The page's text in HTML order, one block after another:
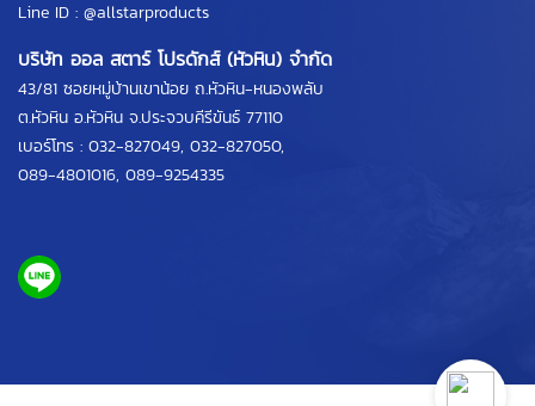
Line ID : @allstarproducts
บริษัท ออล สตาร์ โปรดักส์ (หัวหิน) จำกัด
43/81 ซอยหมู่บ้านเขาน้อย ถ.หัวหิน-หนองพลับ
ต.หัวหิน อ.หัวหิน จ.ประจวบคีรีขันธ์ 77110
เบอร์โทร : 032-827049, 032-827050,
089-4801016, 089-9254335